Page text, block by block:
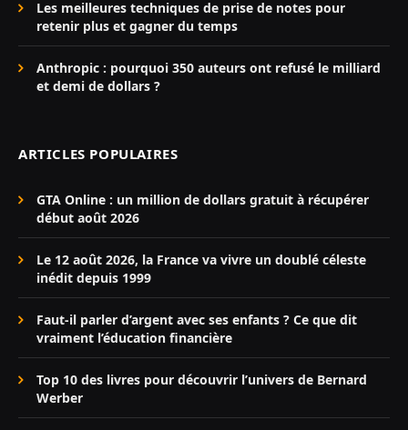
Les meilleures techniques de prise de notes pour
retenir plus et gagner du temps
Anthropic : pourquoi 350 auteurs ont refusé le milliard
et demi de dollars ?
ARTICLES POPULAIRES
GTA Online : un million de dollars gratuit à récupérer
début août 2026
Le 12 août 2026, la France va vivre un doublé céleste
inédit depuis 1999
Faut-il parler d’argent avec ses enfants ? Ce que dit
vraiment l’éducation financière
Top 10 des livres pour découvrir l’univers de Bernard
Werber